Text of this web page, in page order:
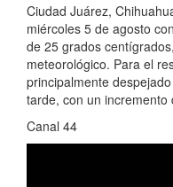
Ciudad Juárez,
miércoles 5 de agosto
de 25 grados
meteorológico. Para el
principalmente
tarde, con un incremento
Canal 44